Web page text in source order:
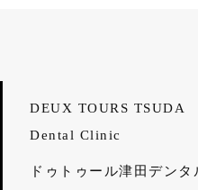
DEUX TOURS TSUDA
Dental Clinic
ドゥトゥール津田 デンタ